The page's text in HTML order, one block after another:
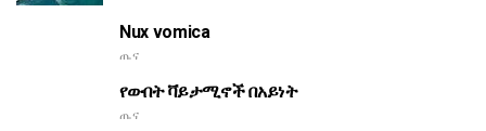
Nux vomica
ጤና
የውበት ቫይታሚኖች በአይነት
ጤና